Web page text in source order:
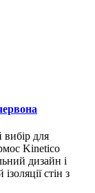
для
Kinetico
дизайн і
стін з